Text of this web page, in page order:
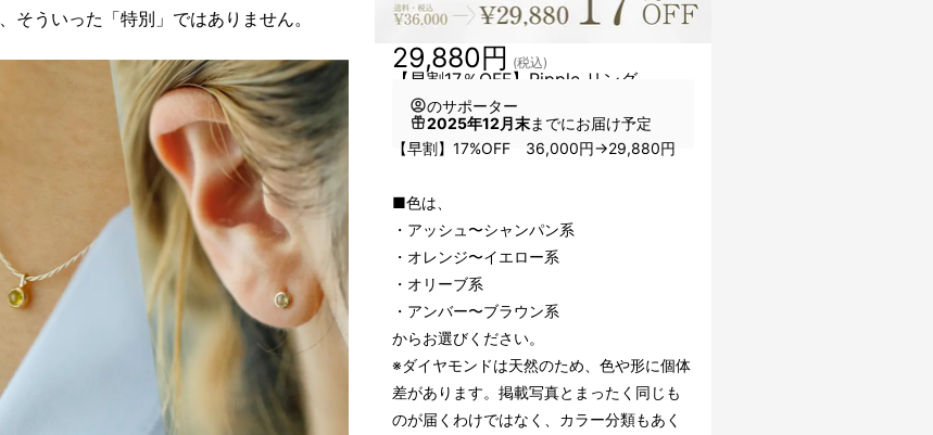
そういった「特別」ではありません。
【早割17％OFF】Ripple リング
29,880円 (税込)
のサポーター
2025年12月末までにお届け予定
【早割】17%OFF 36,000円→29,880円
■色は、
・アッシュ〜シャンパン系
・オレンジ〜イエロー系
・オリーブ系
・アンバー〜ブラウン系
からお選びください。
※ダイヤモンドは天然のため、色や形に個体
差があります。掲載写真とまったく同じも
のが届くわけではなく、カラー分類もあく